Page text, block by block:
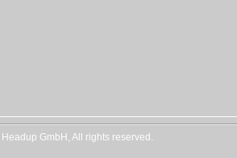
Headup GmbH, All rights reserved.